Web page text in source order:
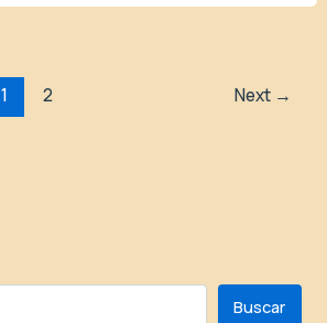
1 2 Next →
Buscar